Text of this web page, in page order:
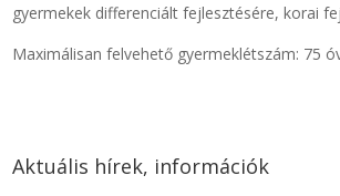
gyermekek differenciált fejlesztésére, korai
Maximálisan felvehető gyermeklétszám: 75
Aktuális hírek, információk